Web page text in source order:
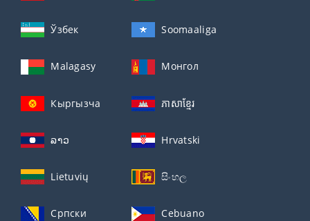
Ўзбек Soomaaliga
Malagasy Монгол
Кыргызча ភាសាខ្មែរ
ລາວ Hrvatski
Lietuvių සිංහල
Српски Cebuano